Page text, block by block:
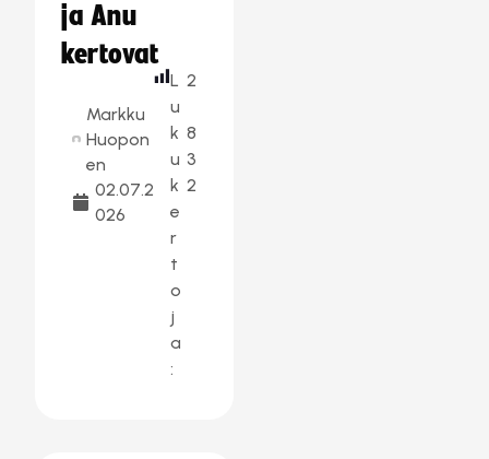
ja Anu
kertovat
Markku
Huopon
en
02.07.2
026
L
u
k
u
k
e
r
t
o
j
a
:
2
8
3
2